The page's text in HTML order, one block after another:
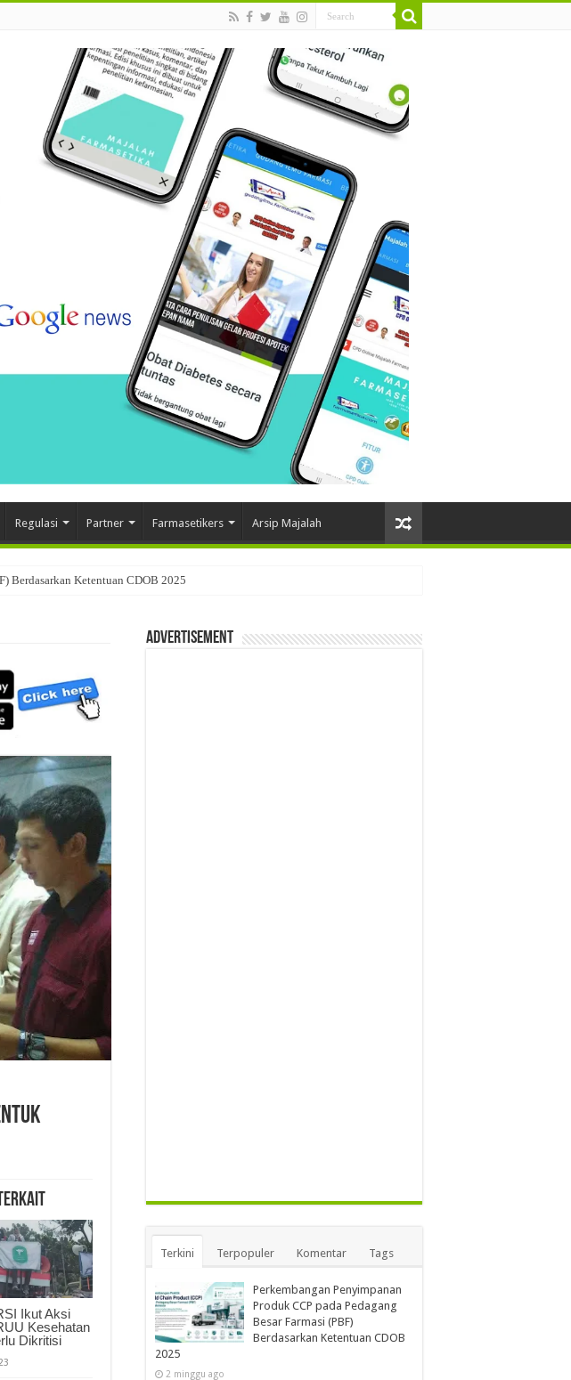
Regulasi Partner Farmasetikers Arsip Majalah
Berdasarkan Ketentuan CDOB 2025
Ikut Aksi
Kesehatan
Dikritisi
Advertisement
Terkini Terpopuler Komentar Tags
Perkembangan Penyimpanan
Produk CCP pada Pedagang
Besar Farmasi (PBF)
Berdasarkan Ketentuan CDOB
2025
2 minggu ago